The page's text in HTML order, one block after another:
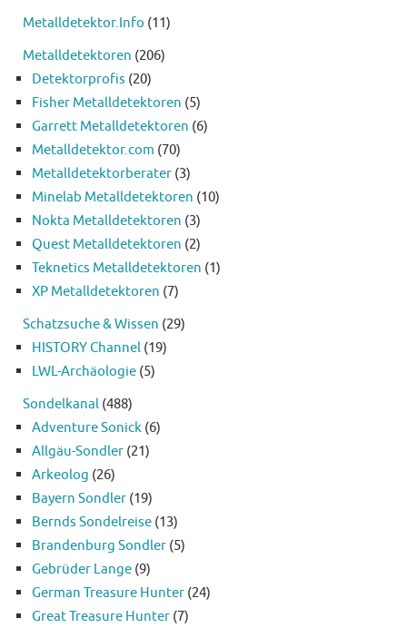
Metalldetektor.Info (11)
Metalldetektoren (206)
Detektorprofis (20)
Fisher Metalldetektoren (5)
Garrett Metalldetektoren (6)
Metalldetektor.com (70)
Metalldetektorberater (3)
Minelab Metalldetektoren (10)
Nokta Metalldetektoren (3)
Quest Metalldetektoren (2)
Teknetics Metalldetektoren (1)
XP Metalldetektoren (7)
Schatzsuche & Wissen (29)
HISTORY Channel (19)
LWL-Archäologie (5)
Sondelkanal (488)
Adventure Sonick (6)
Allgäu-Sondler (21)
Arkeolog (26)
Bayern Sondler (19)
Bernds Sondelreise (13)
Brandenburg Sondler (5)
Gebrüder Lange (9)
German Treasure Hunter (24)
Great Treasure Hunter (7)